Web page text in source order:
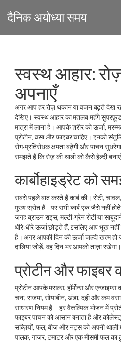
दैनिक अयोध्या समय
स्वस्थ आहार:
अपनाएँ
अगर आप हर रोज़ थकान या वजन बढ़ते देख
देखिए। स्वस्थ आहार का मतलब महंगे सुपरफ़ूड
मात्रा में लाना है। आपके शरीर को ऊर्जा,
प्रोटीन, वसा और फाइबर चाहिए। इनको
रोग‑प्रतिरोधक क्षमता बढ़ेगी और पाचन
समझते हैं कि रोज़ की थाली को कैसे हेल्दी
कार्बोहाइड्रेट को
सबसे पहले बात करते हैं कार्ब की। रोटी,
मुख्य स्रोत हैं। पर सभी कार्ब एक जैसे नहीं
जगह ब्राउन राइस, मल्टी‑ग्रेन रोटी या
धीरे‑धीरे ऊर्जा छोड़ते हैं, इसलिए आप भूख
है। अगर आपकी दिन की ऊर्जा जल्दी खत्म हो
दालिया जोड़ें, वह दिन भर आपको ताज़ा रखेगा।
प्रोटीन और फाइबर
प्रोटीन आपके मसल्स, हॉर्मोन्स और एन्जाइम्स
चना, राजमा, सोयाबीन, अंडा, दही और कम
साधारण नियम है – हर वैकल्पिक भोजन में
फाइबर पाचन को आसान बनाता है और
सब्ज़ियों, फल, बीज और नट्स को अपनी थाली
पालक, गाजर, टमाटर और एक मौसमी फल का